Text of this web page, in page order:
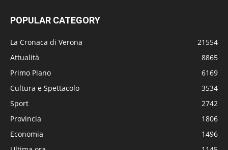
POPULAR CATEGORY
La Cronaca di Verona
21554
Attualità
8865
Primo Piano
6169
Cultura e Spettacolo
3534
Sport
2742
Provincia
1806
Economia
1496